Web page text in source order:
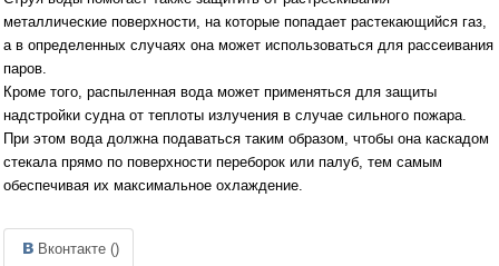
металлические поверхности, на которые попадает растекающийся газ,
а в определенных случаях она может использоваться для рассеивания
паров.
Кроме того, распыленная вода может применяться для защиты
надстройки судна от теплоты излучения в случае сильного пожара.
При этом вода должна подаваться таким образом, чтобы она каскадом
стекала прямо по поверхности переборок или палуб, тем самым
обеспечивая их максимальное охлаждение.
Вконтакте ()